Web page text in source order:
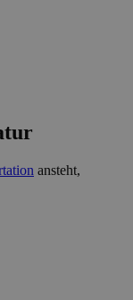
ansteht,